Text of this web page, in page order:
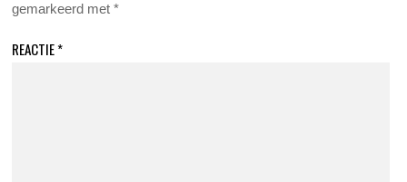
gemarkeerd met*
REACTIE*